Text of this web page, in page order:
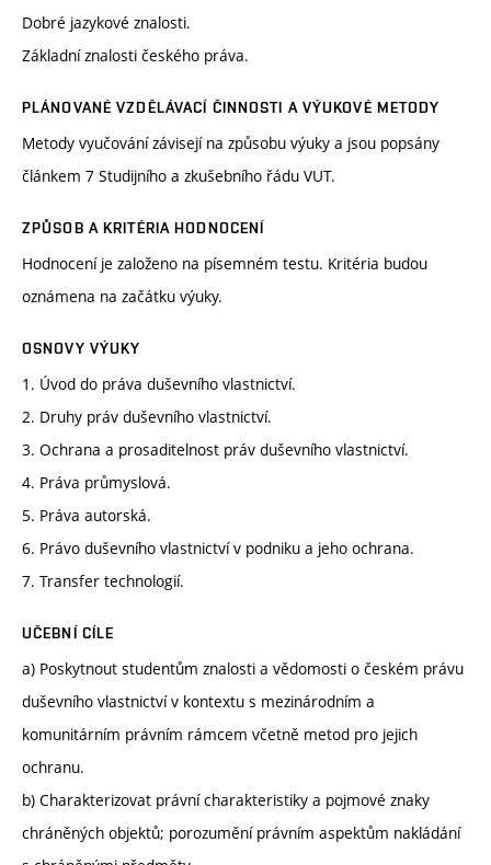
Dobré jazykové znalosti.
Základní znalosti českého práva.
PLÁNOVANÉ VZDĚLÁVACÍ ČINNOSTI A VÝUKOVÉ METODY
Metody vyučování závisejí na způsobu výuky a jsou popsány
článkem 7 Studijního a zkušebního řádu VUT.
ZPŮSOB A KRITÉRIA HODNOCENÍ
Hodnocení je založeno na písemném testu. Kritéria budou
oznámena na začátku výuky.
OSNOVY VÝUKY
1. Úvod do práva duševního vlastnictví.
2. Druhy práv duševního vlastnictví.
3. Ochrana a prosaditelnost práv duševního vlastnictví.
4. Práva průmyslová.
5. Práva autorská.
6. Právo duševního vlastnictví v podniku a jeho ochrana.
7. Transfer technologií.
UČEBNÍ CÍLE
a) Poskytnout studentům znalosti a vědomosti o českém právu
duševního vlastnictví v kontextu s mezinárodním a
komunitárním právním rámcem včetně metod pro jejich
ochranu.
b) Charakterizovat právní charakteristiky a pojmové znaky
chráněných objektů; porozumění právním aspektům nakládání